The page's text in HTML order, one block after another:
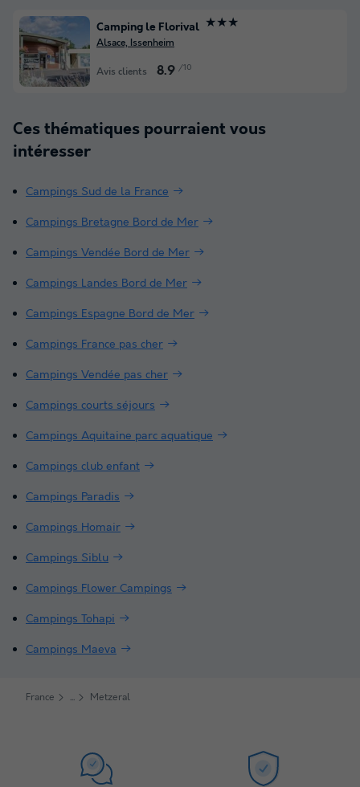
Camping le Florival ★★★
Alsace, Issenheim
Avis clients 8.9 /10
Ces thématiques pourraient vous
intéresser
Campings Sud de la France
Campings Bretagne Bord de Mer
Campings Vendée Bord de Mer
Campings Landes Bord de Mer
Campings Espagne Bord de Mer
Campings France pas cher
Campings Vendée pas cher
Campings courts séjours
Campings Aquitaine parc aquatique
Campings club enfant
Campings Paradis
Campings Homair
Campings Siblu
Campings Flower Campings
Campings Tohapi
Campings Maeva
France Metzeral